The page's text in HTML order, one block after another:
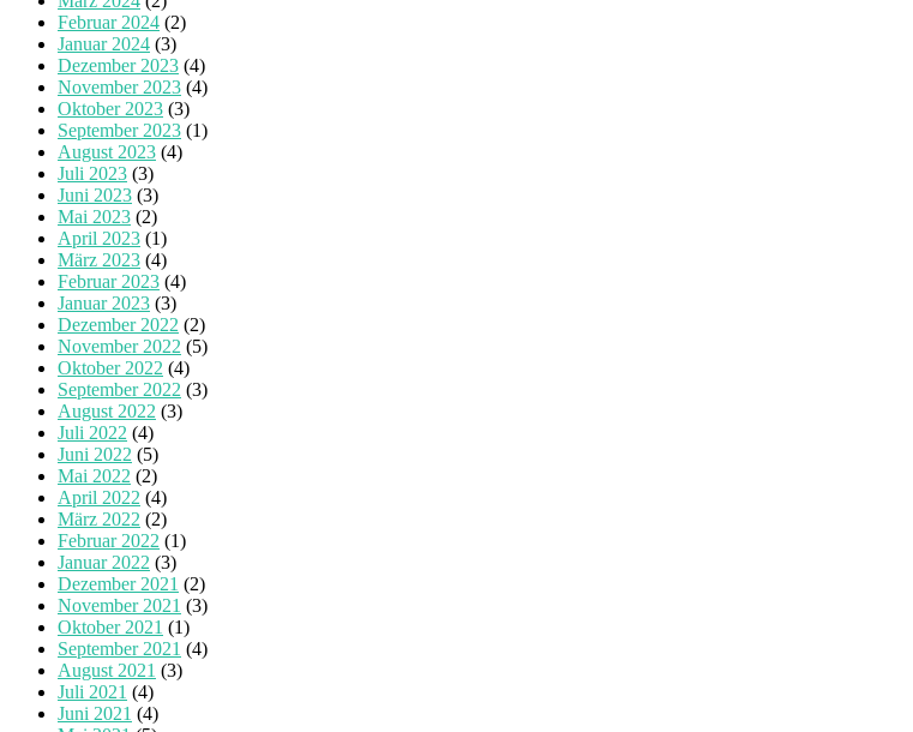
Februar 2024 (2)
Januar 2024 (3)
Dezember 2023 (4)
November 2023 (4)
Oktober 2023 (3)
September 2023 (1)
August 2023 (4)
Juli 2023 (3)
Juni 2023 (3)
Mai 2023 (2)
April 2023 (1)
März 2023 (4)
Februar 2023 (4)
Januar 2023 (3)
Dezember 2022 (2)
November 2022 (5)
Oktober 2022 (4)
September 2022 (3)
August 2022 (3)
Juli 2022 (4)
Juni 2022 (5)
Mai 2022 (2)
April 2022 (4)
März 2022 (2)
Februar 2022 (1)
Januar 2022 (3)
Dezember 2021 (2)
November 2021 (3)
Oktober 2021 (1)
September 2021 (4)
August 2021 (3)
Juli 2021 (4)
Juni 2021 (4)